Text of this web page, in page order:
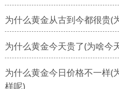
为什么黄金从古到今都很贵(
为什么黄金今天贵了(为啥今
为什么黄金今日价格不一样(
样呢)